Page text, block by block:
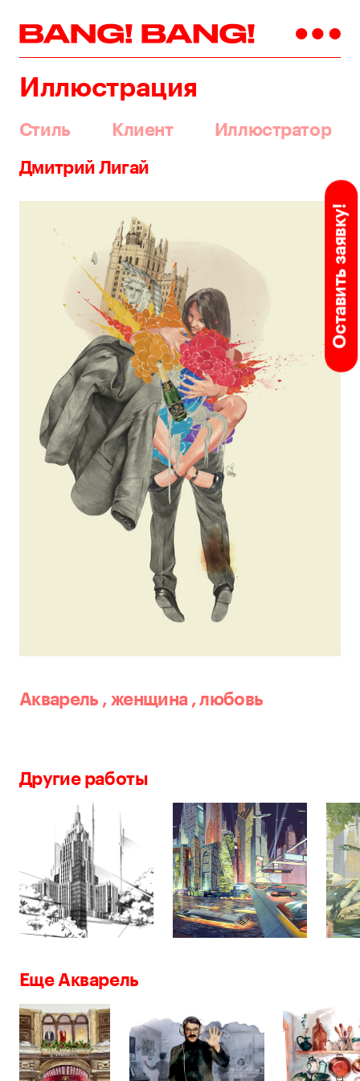
Иллюстрация
Стиль Клиент Иллюстратор
Оставить заявку!
Дмитрий Лигай
Акварель , женщина ,любовь
Другие работы
Еще Акварель